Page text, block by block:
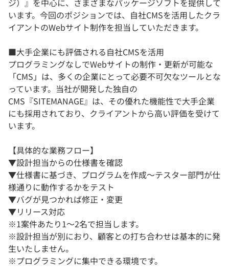
ジ）』を中心に、さまざまなパッケージソフトを提供して
います。今回のポジションでは、自社CMSを活用したクラ
イアントのWebサイト制作を担当していただきます。
■大手企業にも評価される自社CMSを活用
プログラミングなしでWebサイトの制作・更新が可能な
「CMS」は、多くの企業にとって必要不可欠なツールとな
っています。当社が開発した独自の
CMS『SITEMANAGE』は、その優れた機能性で大手企業
にも採用されており、クライアントから高い評価を受けて
います。
【具体的な業務フロー】
▼設計担当からの仕様書を確認
▼仕様書に基づき、プログラムを作成〜テスター部門が仕
様通りに動作するかをテスト
▼バグが見つかれば修正・変更
▼リリース対応
※1案件あたり1～2名で担当します。
※設計担当が別におり、顧客との打ち合わせは基本的に発
生いたしません。
※プログラミングに集中できる環境です。